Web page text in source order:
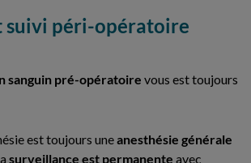
suivi péri-opératoire
sanguin pré-opératoire vous est toujours
est toujours uneanesthésie générale
surveillance est permanente avec